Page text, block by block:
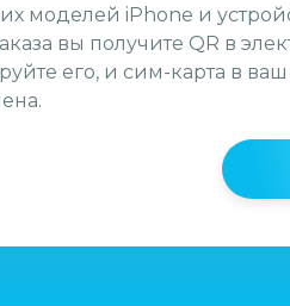
моделей iPhone и
вы получите QR в
его, и сим-карта в